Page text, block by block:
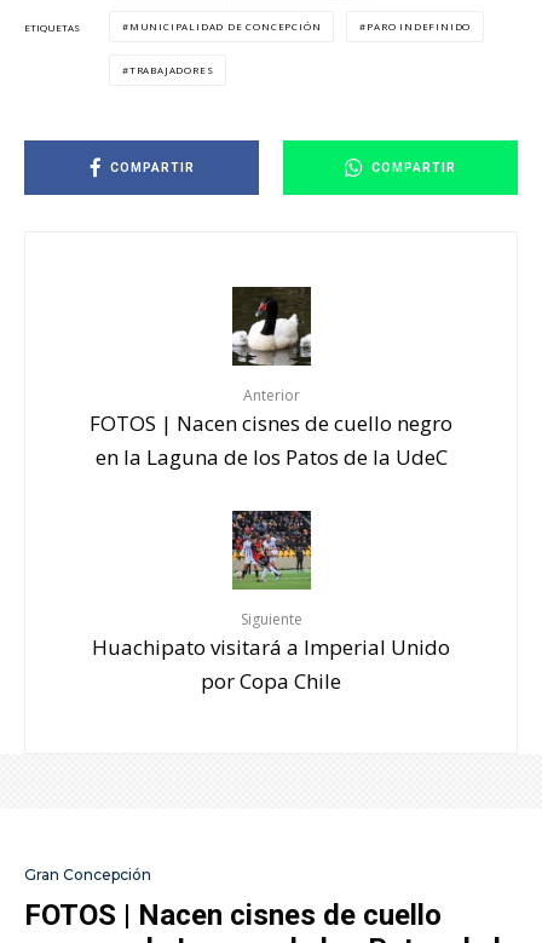
ETIQUETAS MUNICIPALIDAD DE CONCEPCIÓN PARO INDEFINIDO
TRABAJADORES
COMPARTIR COMPARTIR
Anterior
FOTOS | Nacen cisnes de cuello negro
en la Laguna de los Patos de la UdeC
Siguiente
Huachipato visitará a Imperial Unido
por Copa Chile
Gran Concepción
FOTOS | Nacen cisnes de cuello